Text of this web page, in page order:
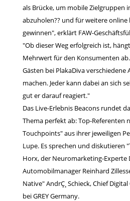
als Brücke, um mobile Zielgruppen
abzuholen?? und für weitere
gewinnen", erklärt FAW-
"Ob dieser Weg erfolgreich ist,
Mehrwert für den Konsumenten
Gästen bei PlakaDiva
machen. Jeder kann dabei an sich
gut er darauf reagiert."
Das Live-Erlebnis Beacons rundet
Thema perfekt ab: Top-Referenten
Touchpoints" aus ihrer jeweiligen
Lupe. Es sprechen und diskutieren
Horx, der Neuromarketing-Experte
Automobilmanager Reinhard
Native" AndrÇ¸ Schieck, Chief
bei GREY Germany.